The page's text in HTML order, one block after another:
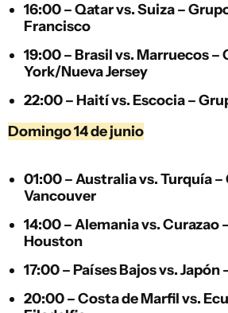
16:00 –Qatarvs.Suiza–
Francisco
19:00 – Brasilvs. Marruecos–
York/Nueva Jersey
22:00 – Haitívs. Escocia–
Domingo 14 de junio
01:00 –Australiavs.Turquía–
Vancouver
14:00 –Alemaniavs.Curazao
Houston
17:00 – Países Bajosvs.Japón
20:00 –Costa de Marfilvs.